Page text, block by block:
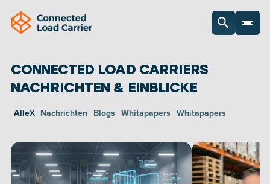
CONNECTED LOAD CARRIERS
NACHRICHTEN & EINBLICKE
AlleX Nachrichten Blogs Whitapapers Whitapapers